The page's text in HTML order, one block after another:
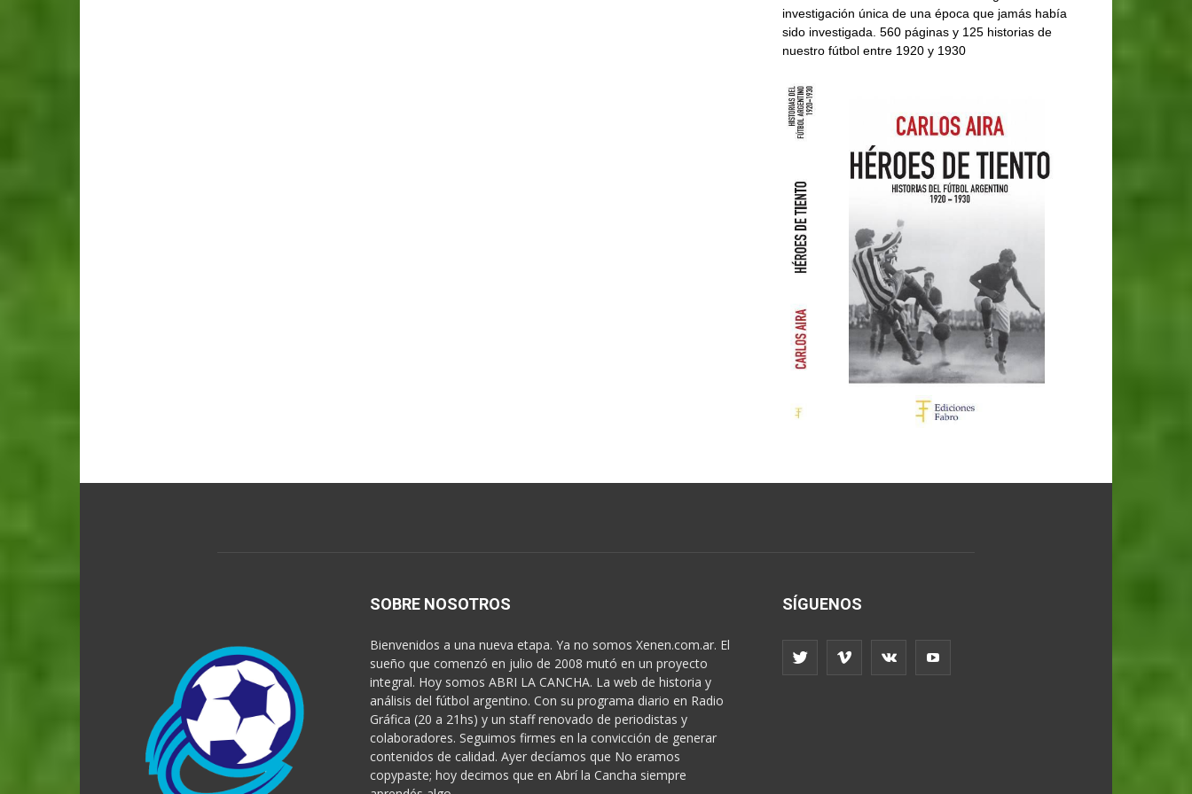
investigación única de una época que jamás había
sido investigada. 560 páginas y 125 historias de
nuestro fútbol entre 1920 y 1930
SOBRE NOSOTROS
Bienvenidos a una nueva etapa. Ya no somos Xenen.com.ar. El
sueño que comenzó en julio de 2008 mutó en un proyecto
integral. Hoy somos ABRI LA CANCHA. La web de historia y
análisis del fútbol argentino. Con su programa diario en Radio
Gráfica (20 a 21hs) y un staff renovado de periodistas y
colaboradores. Seguimos firmes en la convicción de generar
contenidos de calidad. Ayer decíamos que No eramos
copypaste; hoy decimos que en Abrí la Cancha siempre
SÍGUENOS